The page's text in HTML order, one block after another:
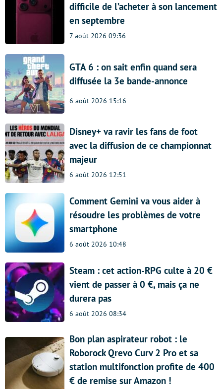
difficile de l’acheter à son lancement
en septembre
7 août 2026 09:36
GTA 6 : on sait enfin quand sera
diffusée la 3e bande-annonce
6 août 2026 15:16
Disney+ va ravir les fans de foot
avec la diffusion de ce championnat
majeur
6 août 2026 12:51
Comment Gemini va vous aider à
résoudre les problèmes de votre
smartphone
6 août 2026 10:48
Steam : cet action-RPG culte à 20 €
vient de passer à 0 €, mais ça ne
durera pas
6 août 2026 08:34
Bon plan aspirateur robot : le
Roborock Qrevo Curv 2 Pro et sa
station multifonction profite de 400
€ de remise sur Amazon !